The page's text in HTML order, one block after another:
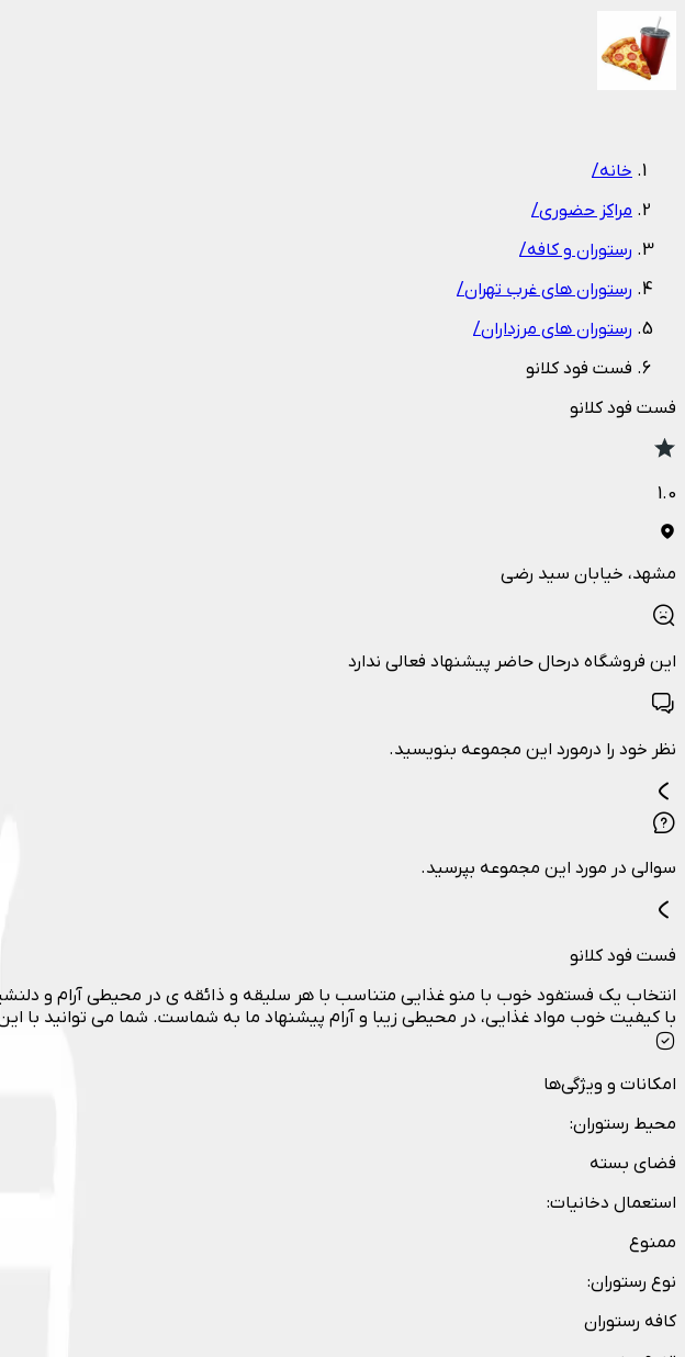
خانه/
مراکز حضوری/
رستوران و کافه/
رستوران های غرب تهران/
رستوران های مرزداران/
فست فود کلانو
فست فود کلانو
1.0
مشهد، خیابان سید رضی
این فروشگاه درحال حاضر پیشنهاد فعالی ندارد
نظر خود را درمورد این مجموعه بنویسید.
سوالی در مورد این مجموعه بپرسید.
فست فود کلانو
انتخاب یک فستفود خوب با منو غذایی متناسب با هر سلیقه و ذائقه ی در محیطی آرام و
با کیفیت خوب مواد غذایی، در محیطی زیبا و آرام پیشنهاد ما به شماست. شما می توانید با
امکانات و ویژگی‌ها
محیط رستوران:
فضای بسته
استعمال دخانیات:
ممنوع
نوع رستوران:
کافه رستوران